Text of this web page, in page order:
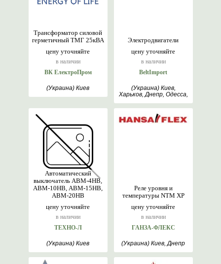
цену уточняйте
в наличии
Трансформатор силовой
герметичный ТМГ 25кВА
ВК ЕлектроПром
(Украина) Киев
цену уточняйте
в наличии
Электродвигатели
BeltImport
(Украина) Киев,
Харьков, Днепр, Одесса,
цену уточняйте
в наличии
Автоматический
выключатель АВМ-4НВ,
АВМ-10НВ, АВМ-15НВ,
АВМ-20НВ
ТЕХНО-Л
(Украина) Киев
цену уточняйте
в наличии
Реле уровня и
температуры NTM XP
ГАНЗА-ФЛЕКС
(Украина) Киев, Днепр